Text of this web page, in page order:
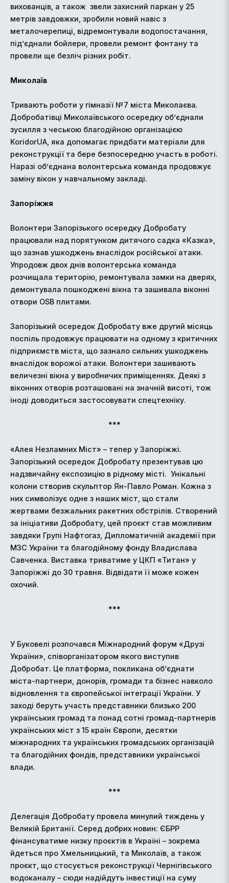
вихованців, а також звели захисний паркан у 25
метрів завдовжки, зробили новий навіс з
металочерепиці, відремонтували водопостачання,
під’єднали бойлери, провели ремонт фонтану та
провели ще безліч різних робіт.
Миколаїв
Тривають роботи у гімназії №7 міста Миколаєва.
Добробатівці Миколаївського осередку об’єднали
зусилля з чеською благодійною організацією
KoridorUA, яка допомагає придбати матеріали для
реконструкції та бере безпосередню участь в роботі.
Наразі об’єднана волонтерська команда продовжує
заміну вікон у навчальному закладі.
Запоріжжя
Волонтери Запорізького осередку Добробату
працювали над порятунком дитячого садка «Казка»,
що зазнав ушкоджень внаслідок російської атаки.
Упродовж двох днів волонтерська команда
розчищала територію, ремонтувала замки на дверях,
демонтувала пошкоджені вікна та зашивала віконні
отвори OSB плитами.
Запорізький осередок Добробату вже другий місяць
поспіль продовжує працювати на одному з критичних
підприємств міста, що зазнало сильних ушкоджень
внаслідок ворожої атаки. Волонтери зашивають
величезні вікна у виробничих приміщеннях. Деякі з
віконних отворів розташовані на значній висоті, тож
іноді доводиться застосовувати спецтехніку.
***
«Алея Незламних Міст» – тепер у Запоріжжі.
Запорізький осередок Добробату презентував цю
надзвичайну експозицію в рідному місті. Унікальні
колони створив скульптор Ян-Павло Роман. Кожна з
них символізує одне з наших міст, що стали
жертвами безжальних ракетних обстрілів. Створений
за ініціативи Добробату, цей проєкт став можливим
завдяки Групі Нафтогаз, Дипломатичній академії при
МЗС України та благодійному фонду Владислава
Савченка. Виставка триватиме у ЦКП «Титан» у
Запоріжжі до 30 травня. Відвідати її може кожен
охочий.
***
У Буковелі розпочався Міжнародний форум «Друзі
України», співорганізатором якого виступив
Добробат. Це платформа, покликана об’єднати
міста-партнери, донорів, громади та бізнес навколо
відновлення та європейської інтеграції України. У
заході беруть участь представники близько 200
українських громад та понад сотні громад-партнерів
українських міст з 15 країн Європи, десятки
міжнародних та українських громадських організацій
та благодійних фондів, представники української
влади.
***
Делегація Добробату провела минулий тиждень у
Великій Британії. Серед добрих новин: ЄБРР
фінансуватиме низку проєктів в Україні – зокрема
йдеться про Хмельницький, та Миколаїв, а також
проєкт, що стосується реконструкції Чернігівського
водоканалу – сюди надійдуть інвестиції на суму